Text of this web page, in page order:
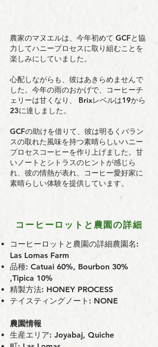
農家のマヌエルは、今年初めて GCFと協
力してハニープロセスに取り組むことを
楽しみにしていました。
心配しながらも、彼はあきらめませんで
した。今年の雨のおかげで、コーヒーチ
ェリーは甘くなり、 Brixレベルは19から
23に達しました。
GCFの助けを借りて、彼は明るくバラン
スの取れた風味を持つ素晴らしいハニー
プロセスコーヒーを作り上げました。甘
いノートとシトラスのヒントが感じら
れ、彼の情熱が表れ、コーヒー愛好家に
素晴らしい体験を提供しています。
コーヒーロットと農園の詳細
コーヒーロットと農園の詳細農園名:
Las Lomas Farm
品種: Catuai 60%, Bourbon 30%
,Tipica 10%
精製方法: HONEY PROCESS
テイスティングノート: NONE
農園情報
⽣産エリア: Joyabaj, Quiche